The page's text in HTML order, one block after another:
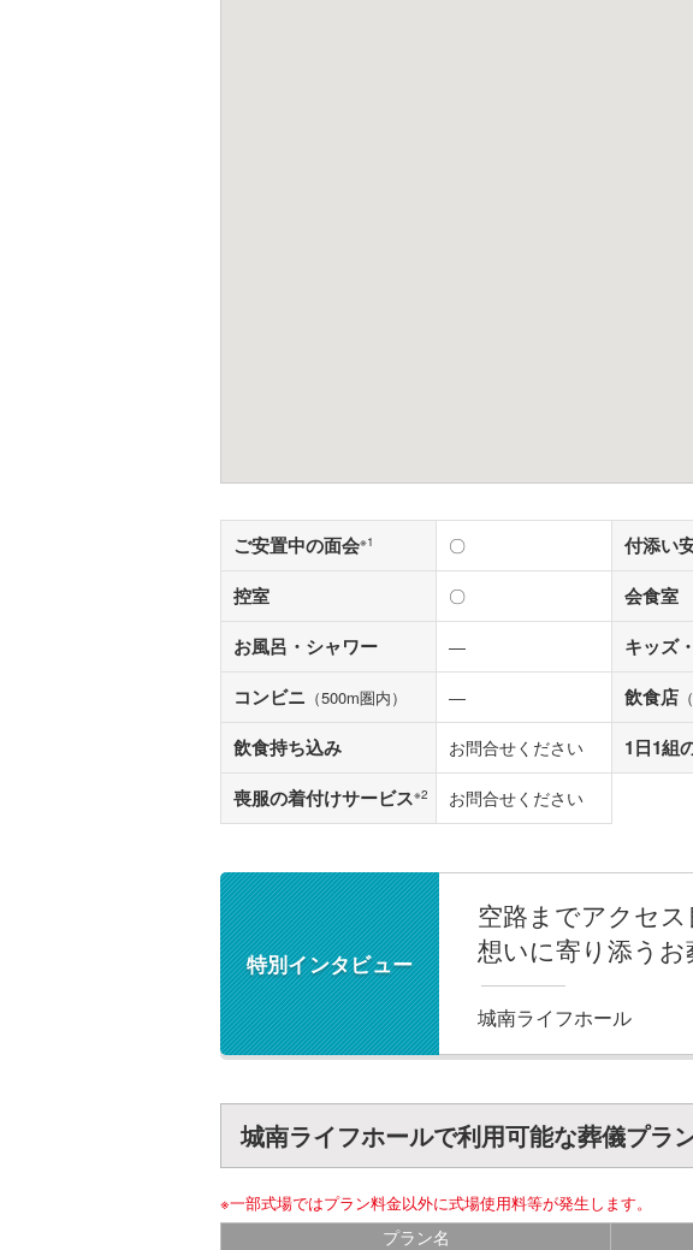
ご安置中の面会※1 〇 付添い
控室 〇 会食室
お風呂・シャワー ― キッズ
コンビニ （500m圏内） ― 飲食店
飲食持ち込み お問合せください 1日1組
喪服の着付けサービス※2 お問合せください
特別インタビュー
空路までアクセス
想いに寄り添うお
城南ライフホール
城南ライフホールで利用可能な葬儀プラ
※一部式場ではプラン料金以外に式場使用料等が発生します。
プラン名